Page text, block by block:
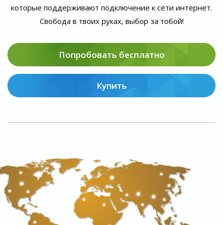
которые поддерживают подключение к сети интернет.
Свобода в твоих руках, выбор за тобой!
Попробовать бесплатно
Купить